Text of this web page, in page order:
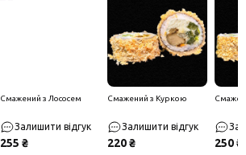
Смажений з Лососем
Залишити відгук
255 ₴
Смажений з Куркою
Залишити відгук
220 ₴ 250 ₴